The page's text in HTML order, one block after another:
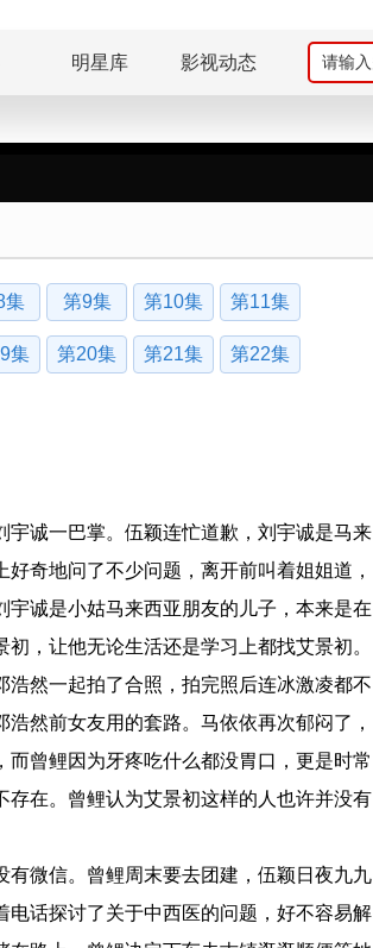
明星库 影视动态
集 第9集 第10集 第11集
集 第20集 第21集 第22集
诚一巴掌。伍颖连忙道歉，刘宇诚是马来
奇地问了不少问题，离开前叫着姐姐道，
诚是小姑马来西亚朋友的儿子，本来是在
，让他无论生活还是学习上都找艾景初。
然一起拍了合照，拍完照后连冰激凌都不
然前女友用的套路。马依依再次郁闷了，
曾鲤因为牙疼吃什么都没胃口，更是时常
在。曾鲤认为艾景初这样的人也许并没有
微信。曾鲤周末要去团建，伍颖日夜九九
话探讨了关于中西医的问题，好不容易解